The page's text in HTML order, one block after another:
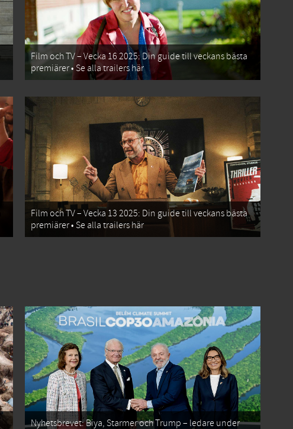
Film och TV – Vecka 16 2025: Din guide till veckans bästa
premiärer • Se alla trailers här
Film och TV – Vecka 13 2025: Din guide till veckans bästa
premiärer • Se alla trailers här
Nyhetsbrevet: Biya, Starmer och Trump – ledare under